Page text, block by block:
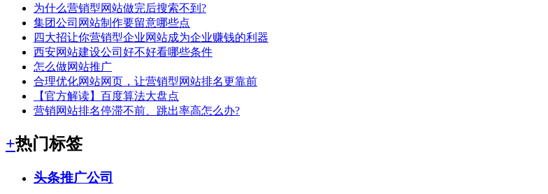
为什么营销型网站做完后搜索不到?
集团公司网站制作要留意哪些点
四大招让你营销型企业网站成为企业赚钱的利器
西安网站建设公司好不好看哪些条件
怎么做网站推广
合理优化网站网页，让营销型网站排名更靠前
【官方解读】百度算法大盘点
营销网站排名停滞不前、跳出率高怎么办?
+热门标签
头条推广公司